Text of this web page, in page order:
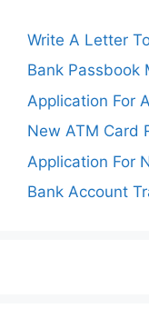
Write A Letter
Bank Passbook
Application For
New ATM Card
Application For
Bank Account